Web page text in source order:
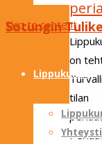
Sotungin
Skip to content
Lippukunta
on
tilan